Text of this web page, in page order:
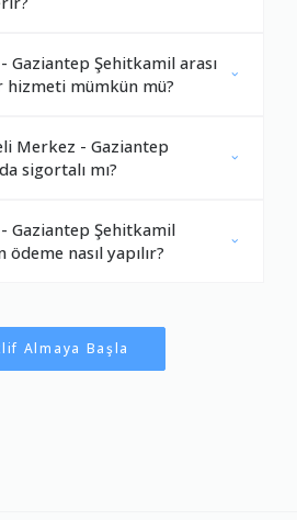
Gaziantep Şehitkamil arası
hizmeti mümkün mü?
Merkez - Gaziantep
sigortalı mı?
Gaziantep Şehitkamil
nasıl yapılır?
Almaya Başla